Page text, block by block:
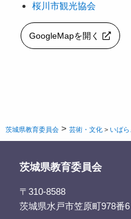
桜川市観光協会
GoogleMapを開く
茨城県教育委員会 >芸術・文化 > いば
茨城県教育委員会
〒310-8588
茨城県水戸市笠原町978番